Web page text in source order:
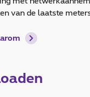
van de laatste